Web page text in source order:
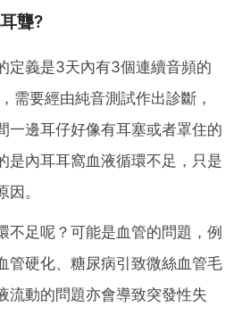
聾?
定義是3天內有3個連續音頻的
需要經由純音測試作出診斷，
一邊耳仔好像有耳塞或者罩住的
是內耳耳窩血液循環不足，只是
。
不足呢？可能是血管的問題，例
管硬化、糖尿病引致微絲血管毛
流動的問題亦會導致突發性失